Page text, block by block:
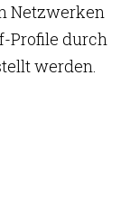
Netzwerken
Profile durch
werden.